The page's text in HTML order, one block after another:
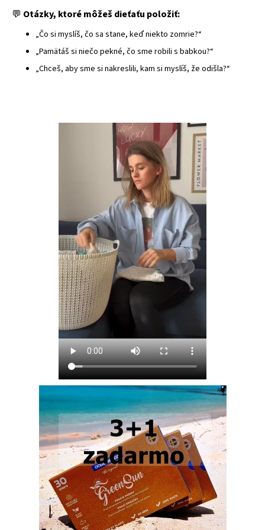
💬 Otázky, ktoré môžeš dieťaťu položiť:
„Čo si myslíš, čo sa stane, keď niekto zomrie?“
„Pamätáš si niečo pekné, čo sme robili s babkou?“
„Chceš, aby sme si nakreslili, kam si myslíš, že odišla?“